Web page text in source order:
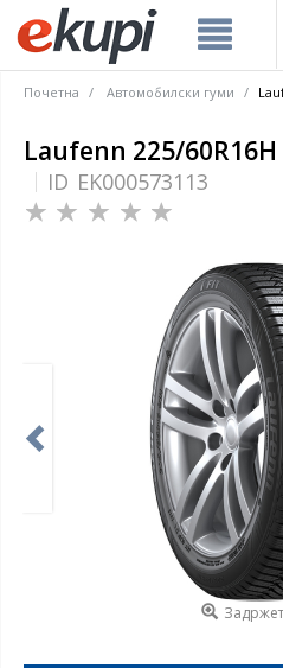
Почетна Автомобилски гуми
Laufenn 225/60R16H
ID EK000573113